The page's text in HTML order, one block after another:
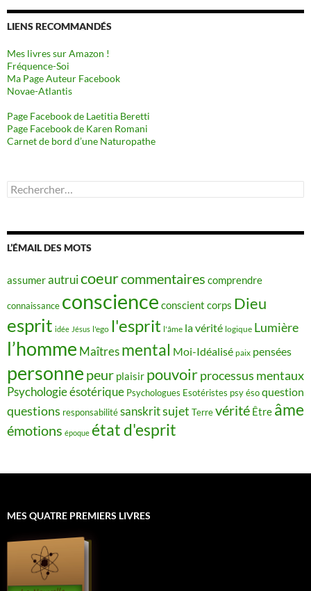
LIENS RECOMMANDÉS
Mes livres sur Amazon !
Fréquence-Soi
Ma Page Auteur Facebook
Novae-Atlantis
Page Facebook de Laetitia Beretti
Page Facebook de Karen Romani
Carnet de bord d’une Naturopathe
Rechercher :
L’ÉMAIL DES MOTS
assumerautruicoeurcommentaires comprendre
connaissance conscience conscient corps Dieu
esprit idée Jésus l'ego l'esprit l'âme la vérité logique Lumière
l’homme Maîtres mental Moi-Idéalisé paix pensées
personne peur plaisir pouvoirprocessus mentaux
Psychologie ésotérique Psychologues Esotéristes psy ésoquestion
questions responsabilitésanskritsujet Terrevérité Être âme
émotions époque état d'esprit
MES QUATRE PREMIERS LIVRES